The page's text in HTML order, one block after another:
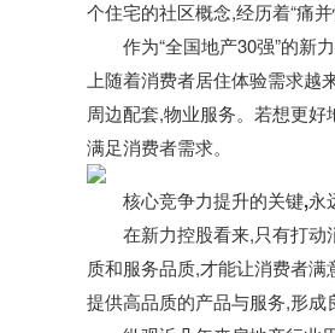
个住宅的社区概念,经历着“痛
作为“全国地产30强”的新
上随着消费者居住体验需求
周边配套,物业服务。若想更
满足消费者需求。
核心竞争力提升的关键,
在新力控股看来,只有打动
质和服务品质,才能让消费者
提供高品质的产品与服务,形成